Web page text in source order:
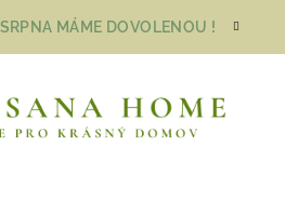
MÁME DOVOLENOU !